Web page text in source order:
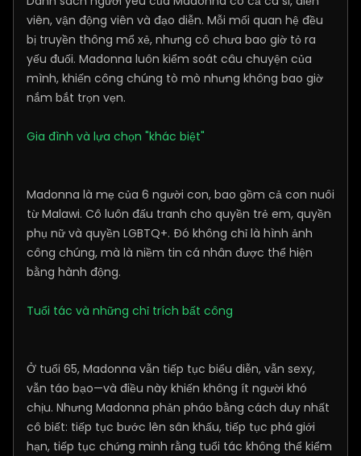
viên, vận động viên và đạo diễn. Mỗi mối quan hệ đều
bị truyền thông mổ xẻ, nhưng cô chưa bao giờ tỏ ra
yếu đuối. Madonna luôn kiểm soát câu chuyện của
mình, khiến công chúng tò mò nhưng không bao giờ
nắm bắt trọn vẹn.
Gia đình và lựa chọn "khác biệt"
Madonna là mẹ của 6 người con, bao gồm cả con nuôi
từ Malawi. Cô luôn đấu tranh cho quyền trẻ em, quyền
phụ nữ và quyền LGBTQ+. Đó không chỉ là hình ảnh
công chúng, mà là niềm tin cá nhân được thể hiện
bằng hành động.
Tuổi tác và những chỉ trích bất công
Ở tuổi 65, Madonna vẫn tiếp tục biểu diễn, vẫn sexy,
vẫn táo bạo—và điều này khiến không ít người khó
chịu. Nhưng Madonna phản pháo bằng cách duy nhất
cô biết: tiếp tục bước lên sân khấu, tiếp tục phá giới
hạn, tiếp tục chứng minh rằng tuổi tác không thể kiểm